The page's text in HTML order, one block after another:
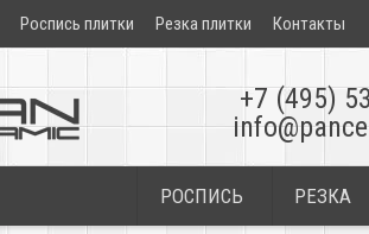
Роспись плитки Резка плитки Контакты
+7 (495)
РОСПИСЬ РЕЗКА